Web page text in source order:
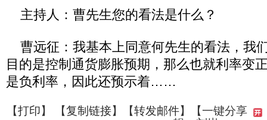
主持人：曹先生您的看法是什么？
曹远征：我基本上同意何先生的看法，我
目的是控制通货膨胀预期，那么也就利率变
是负利率，因此还预示着……
【打印】 【复制链接】【转发邮件】
【一键分享